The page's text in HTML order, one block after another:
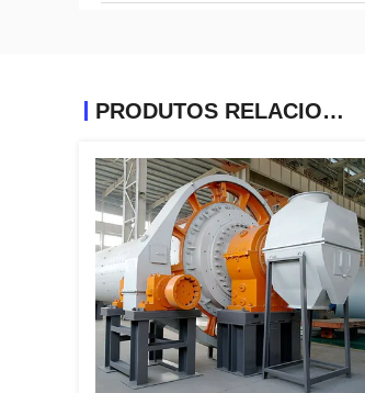
PRODUTOS RELACIONADOS